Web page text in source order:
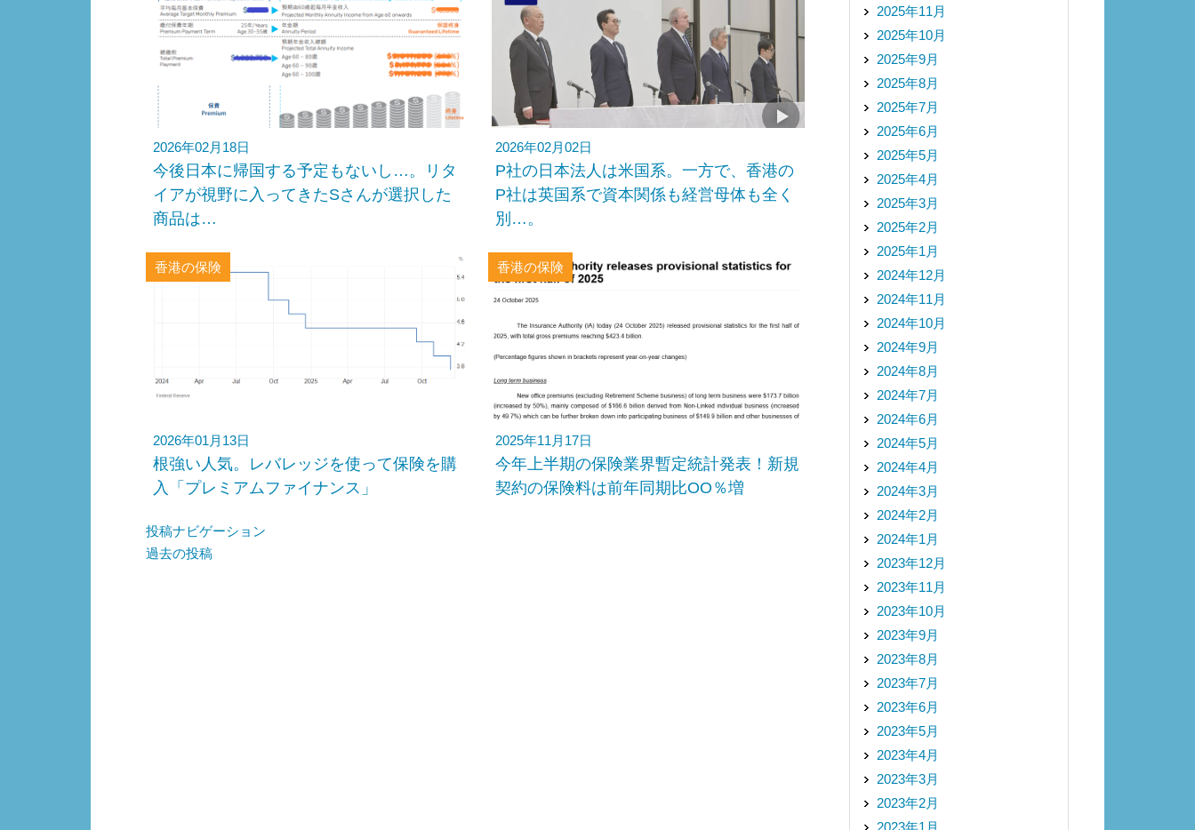
2026年02月18日
今後日本に帰国する予定もないし…。リタ
イアが視野に入ってきたSさんが選択した
商品は…
2026年02月02日
P社の日本法人は米国系。一方で、香港の
P社は英国系で資本関係も経営母体も全く
別…。
香港の保険
2026年01月13日
根強い人気。レバレッジを使って保険を購
入「プレミアムファイナンス」
香港の保険
2025年11月17日
今年上半期の保険業界暫定統計発表！新規
契約の保険料は前年同期比OO％増
投稿ナビゲーション
過去の投稿
2025年11月
2025年10月
2025年9月
2025年8月
2025年7月
2025年6月
2025年5月
2025年4月
2025年3月
2025年2月
2025年1月
2024年12月
2024年11月
2024年10月
2024年9月
2024年8月
2024年7月
2024年6月
2024年5月
2024年4月
2024年3月
2024年2月
2024年1月
2023年12月
2023年11月
2023年10月
2023年9月
2023年8月
2023年7月
2023年6月
2023年5月
2023年4月
2023年3月
2023年2月
2023年1月